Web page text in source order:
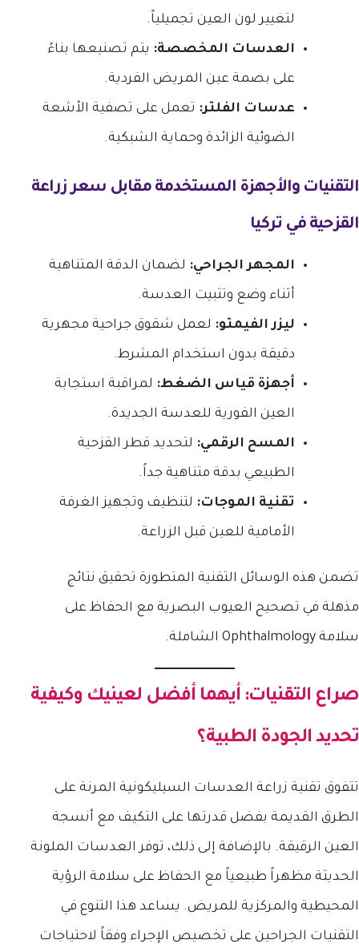
لتغيير لون العين تجميلياً.
العدسات المخصصة: يتم تصنيعها بناءً
على بصمة عين المريض الفردية.
عدسات الفلتر: تعمل على تصفية الأشعة
الضوئية الزائدة وحماية الشبكية.
التقنيات والأجهزة المستخدمة مقابل سعر زراعة
القزحية في تركيا
المجهر الجراحي: لضمان الدقة المتناهية
أثناء وضع وتثبيت العدسة.
ليزر الفيمتو: لعمل شقوق جراحية مجهرية
دقيقة بدون استخدام المشرط.
أجهزة قياس الضغط: لمراقبة استجابة
العين الفورية للعدسة الجديدة.
المسح الرقمي: لتحديد قطر القزحية
الطبيعي بدقة متناهية جداً.
تقنية الموجات: لتنظيف وتجهيز الغرفة
الأمامية للعين قبل الزراعة.
تضمن هذه الوسائل التقنية المتطورة تحقيق نتائج
مذهلة في تصحيح العيوب البصرية مع الحفاظ على
سلامة Ophthalmology الشاملة.
صراع التقنيات: أيهما أفضل لعينيك وكيفية
تحديد الجودة الطبية؟
تتفوق تقنية زراعة العدسات السيليكونية المرنة على
الطرق القديمة بفضل قدرتها على التكيف مع أنسجة
العين الرقيقة. بالإضافة إلى ذلك، توفر العدسات الملونة
الحديثة مظهراً طبيعياً مع الحفاظ على سلامة الرؤية
المحيطية والمركزية للمريض. يساعد هذا التنوع في
التقنيات الجراحين على تخصيص الإجراء وفقاً لاحتياجات